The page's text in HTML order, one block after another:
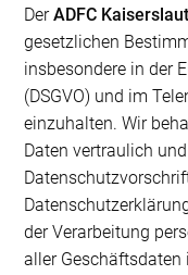
DerADFC
gesetzlichen
insbesondere in der
(DSGVO) und im
einzuhalten. Wir
Daten vertraulich
der Verarbeitung
aller